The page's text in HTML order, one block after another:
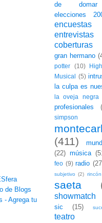
de domar
elecciones
encuestas
coberturas
gran hermano
potter
(10)
Musical
(5)
la culpa es
la oveja negra
profesionales
simpson
(411)
(22) música
feo (9) radio
subjetivo (2)
saeta
showmatch
sic (15)
teatro